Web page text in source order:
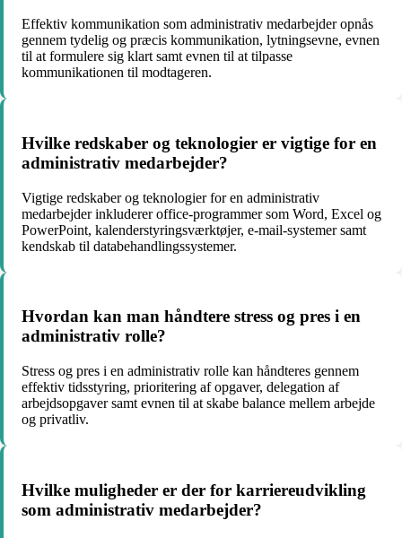
Effektiv kommunikation som administrativ medarbejder opnås
gennem tydelig og præcis kommunikation, lytningsevne, evnen
til at formulere sig klart samt evnen til at tilpasse
kommunikationen til modtageren.
Hvilke redskaber og teknologier er vigtige for en
administrativ medarbejder?
Vigtige redskaber og teknologier for en administrativ
medarbejder inkluderer office-programmer som Word, Excel og
PowerPoint, kalenderstyringsværktøjer, e-mail-systemer samt
kendskab til databehandlingssystemer.
Hvordan kan man håndtere stress og pres i en
administrativ rolle?
Stress og pres i en administrativ rolle kan håndteres gennem
effektiv tidsstyring, prioritering af opgaver, delegation af
arbejdsopgaver samt evnen til at skabe balance mellem arbejde
og privatliv.
Hvilke muligheder er der for karriereudvikling
som administrativ medarbejder?